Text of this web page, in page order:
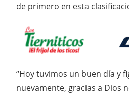
de primero en esta
“Hoy tuvimos un buen día y
nuevamente, gracias a Dios